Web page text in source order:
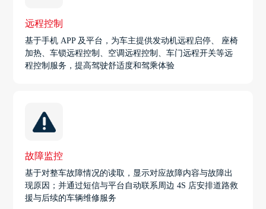
远程控制
基于手机 APP 及平台，为车主提供发动机远程启停、 座椅
加热、车锁远程控制、空调远程控制、车门远程开关等远
程控制服务，提高驾驶舒适度和驾乘体验
故障监控
基于对整车故障情况的读取，显示对应故障内容与故障出
现原因；并通过短信与平台自动联系周边 4S 店安排道路救
援与后续的车辆维修服务